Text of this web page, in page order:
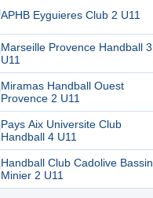
APHB Eyguieres Club 2 U11
Marseille Provence Handball 3
U11
Miramas Handball Ouest
Provence 2 U11
Pays Aix Universite Club
Handball 4 U11
Handball Club Cadolive Bassin
Minier 2 U11